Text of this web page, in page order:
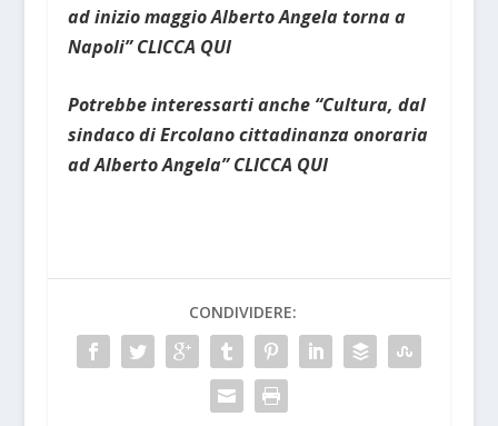
ad inizio maggio Alberto Angela torna a
Napoli” CLICCA QUI
Potrebbe interessarti anche “Cultura, dal
sindaco di Ercolano cittadinanza onoraria
ad Alberto Angela” CLICCA QUI
CONDIVIDERE: